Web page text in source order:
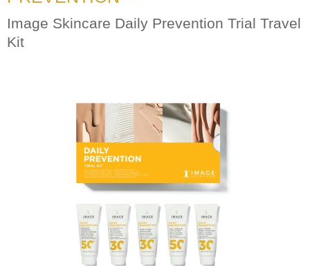
Image Skincare Daily Prevention Trial Travel
Kit